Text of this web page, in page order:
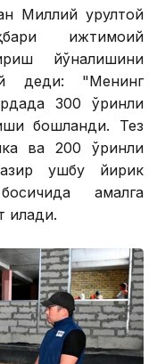
Миллий қурултой
ижтимоий
йўналишини
деди: "Менинг
300 ўринли
бошланди. Тез
ва 200 ўринли
ушбу йирик
амалга